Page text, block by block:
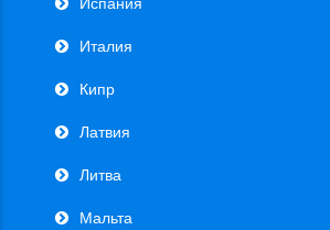
Италия
Кипр
Латвия
Литва
Мальта